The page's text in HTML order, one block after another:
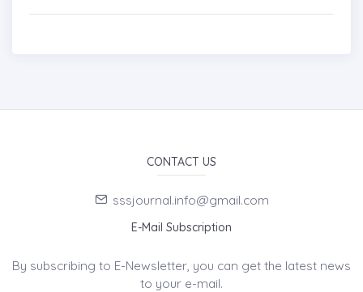
CONTACT US
sssjournal.info@gmail.com
E-Mail Subscription
By subscribing to E-Newsletter, you can get the latest news
to your e-mail.